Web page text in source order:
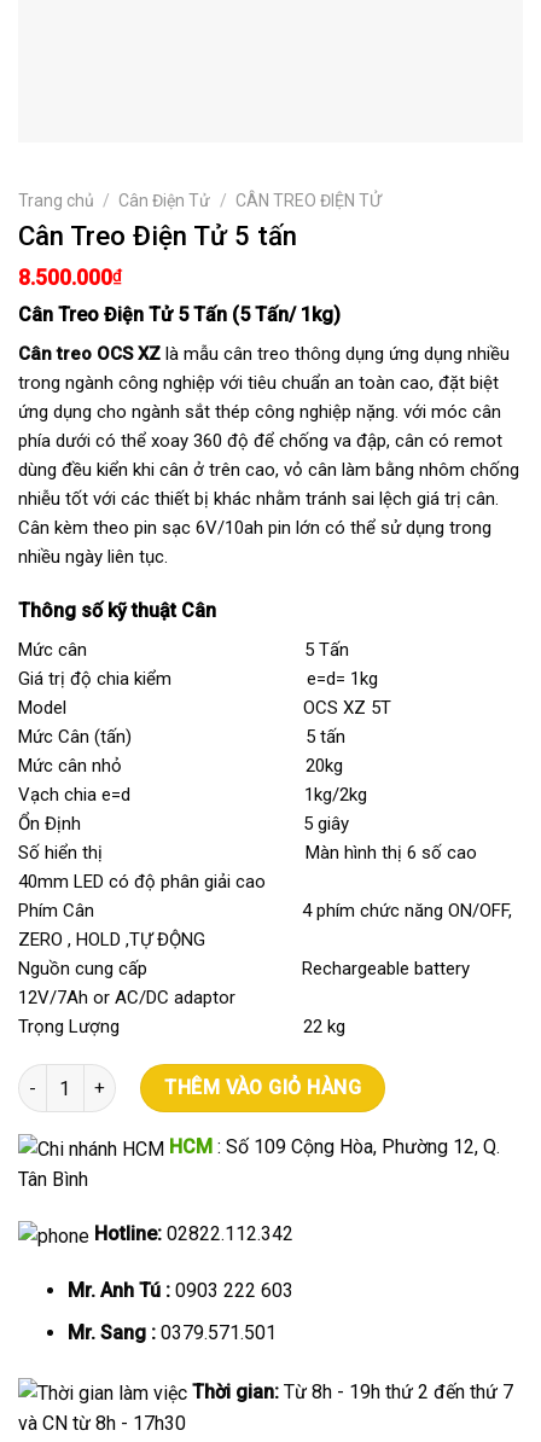
Trang chủ / Cân Điện Tử / CÂN TREO ĐIỆN TỬ
Cân Treo Điện Tử 5 tấn
8.500.000₫
Cân Treo Điện Tử 5 Tấn (5 Tấn/ 1kg)
Cân treo OCS XZ là mẫu cân treo thông dụng ứng dụng nhiều
trong ngành công nghiệp với tiêu chuẩn an toàn cao, đặt biệt
ứng dụng cho ngành sắt thép công nghiệp nặng. với móc cân
phía dưới có thể xoay 360 độ để chống va đập, cân có remot
dùng đều kiển khi cân ở trên cao, vỏ cân làm bằng nhôm chống
nhiễu tốt với các thiết bị khác nhằm tránh sai lệch giá trị cân.
Cân kèm theo pin sạc 6V/10ah pin lớn có thể sử dụng trong
nhiều ngày liên tục.
Thông số kỹ thuật Cân
Mức cân 5 Tấn
Giá trị độ chia kiểm e=d= 1kg
Model OCS XZ 5T
Mức Cân (tấn) 5 tấn
Mức cân nhỏ 20kg
Vạch chia e=d 1kg/2kg
Ổn Định 5 giây
Số hiển thị Màn hình thị 6 số cao
40mm LED có độ phân giải cao
Phím Cân 4 phím chức năng ON/OFF,
ZERO , HOLD ,TỰ ĐỘNG
Nguồn cung cấp Rechargeable battery
12V/7Ah or AC/DC adaptor
Trọng Lượng 22 kg
Cân Treo Điện Tử 5 tấn số lượng
THÊM VÀO GIỎ HÀNG
HCM : Số 109 Cộng Hòa, Phường 12, Q.
Tân Bình
Hotline: 02822.112.342
Mr. Anh Tú :0903 222 603
Mr. Sang :0379.571.501
Thời gian: Từ 8h - 19h thứ 2 đến thứ 7
và CN từ 8h - 17h30